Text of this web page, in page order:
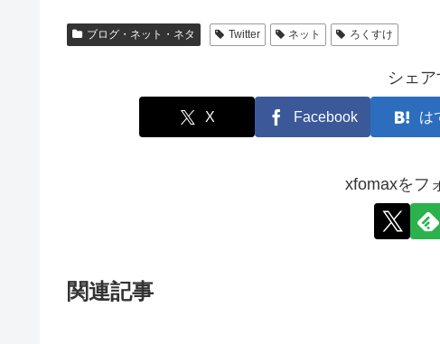
ブログ・ネット・ネタ Twitter ネット ろくすけ
シェア
X Facebook は
xfomaxをフ
関連記事